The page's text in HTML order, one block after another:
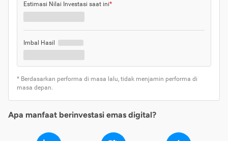
Estimasi Nilai Investasi saat ini*
Imbal Hasil
* Berdasarkan performa di masa lalu, tidak menjamin performa di
masa depan.
Apa manfaat berinvestasi emas digital?